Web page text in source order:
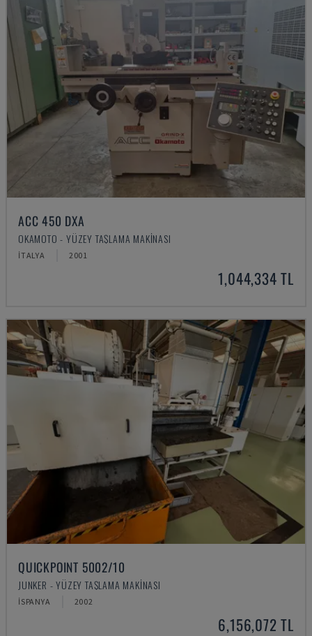
ACC 450 DXA
OKAMOTO - YÜZEY TAŞLAMA MAKINASI
İTALYA 2001
1,044,334 TL
QUICKPOINT 5002/10
JUNKER - YÜZEY TAŞLAMA MAKINASI
İSPANYA 2002
6,156,072 TL